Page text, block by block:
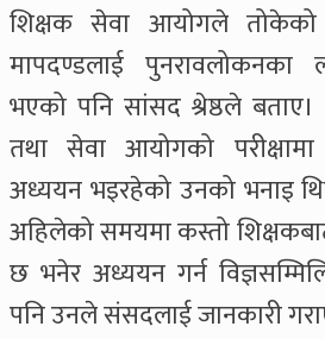
शिक्षक सेवा आयोगले तोकेको
मापदण्डलाई पुनरावलोकनका
भएको पनि सांसद श्रेष्ठले
तथा सेवा आयोगको परीक्षामा
अध्ययन भइरहेको उनको भनाइ
अहिलेको समयमा कस्तो
छ भनेर अध्ययन गर्न
पनि उनले संसदलाई जानकारी